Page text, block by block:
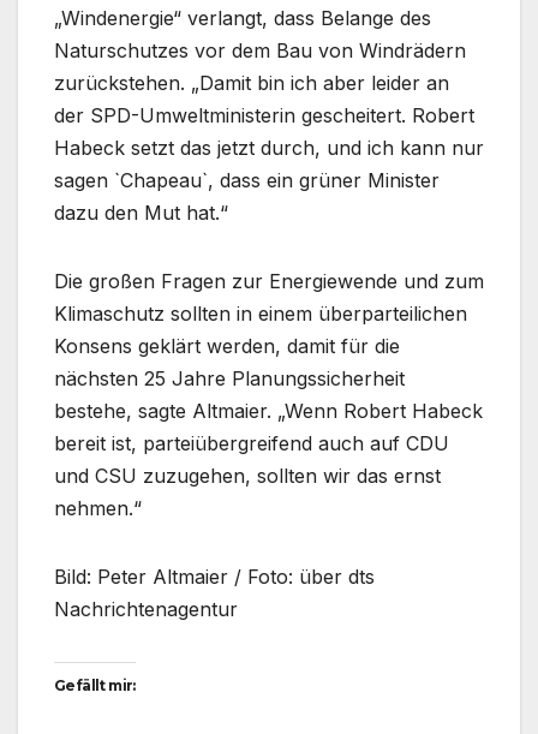
„Windenergie“ verlangt, dass Belange des
Naturschutzes vor dem Bau von Windrädern
zurückstehen. „Damit bin ich aber leider an
der SPD-Umweltministerin gescheitert. Robert
Habeck setzt das jetzt durch, und ich kann nur
sagen `Chapeau`, dass ein grüner Minister
dazu den Mut hat.“
Die großen Fragen zur Energiewende und zum
Klimaschutz sollten in einem überparteilichen
Konsens geklärt werden, damit für die
nächsten 25 Jahre Planungssicherheit
bestehe, sagte Altmaier. „Wenn Robert Habeck
bereit ist, parteiübergreifend auch auf CDU
und CSU zuzugehen, sollten wir das ernst
nehmen.“
Bild: Peter Altmaier / Foto: über dts
Nachrichtenagentur
Gefällt mir: